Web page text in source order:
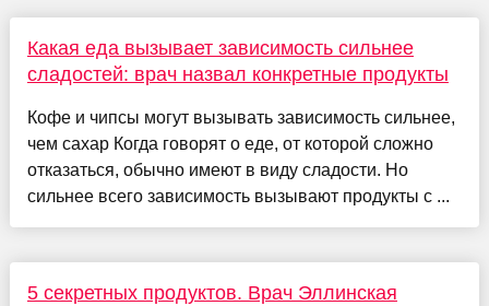
Какая еда вызывает зависимость сильнее
сладостей: врач назвал конкретные продукты
Кофе и чипсы могут вызывать зависимость сильнее,
чем сахар Когда говорят о еде, от которой сложно
отказаться, обычно имеют в виду сладости. Но
сильнее всего зависимость вызывают продукты с ...
5 секретных продуктов. Врач Эллинская